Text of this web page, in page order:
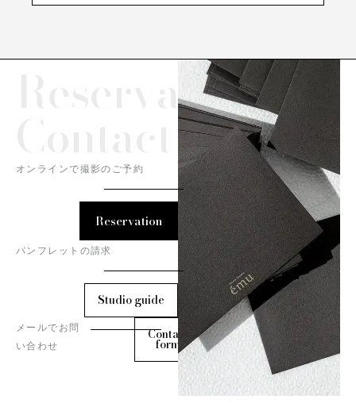
Reservation/
オンラインで撮影のご予約
Reservation
パンフレットの請求
Studio guide
メールでお問
い合わせ
Contact
form